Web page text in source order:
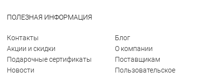
ПОЛЕЗНАЯ ИНФОРМАЦИЯ
Контакты
Акции и скидки
Подарочные сертификаты
Новости
Блог
О компании
Поставщикам
Пользовательское